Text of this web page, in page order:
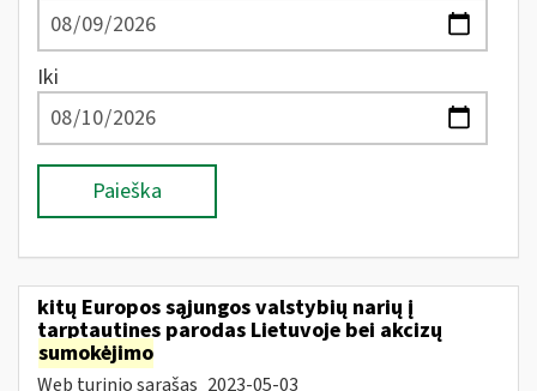
Iki
Paieška
kitų Europos sąjungos valstybių narių į
tarptautines parodas Lietuvoje bei akcizų
sumokėjimo
Web turinio sąrašas 2023-05-03